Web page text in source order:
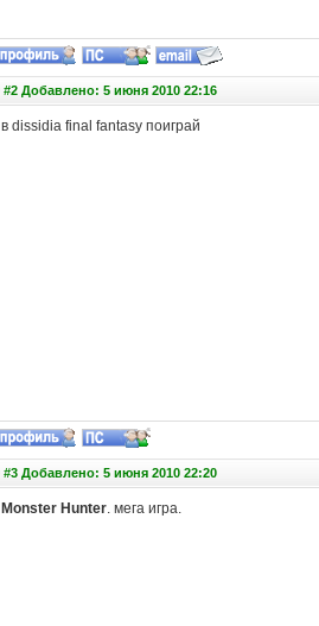
#2 Добавлено: 5 июня 2010 22:16
в dissidia final fantasy поиграй
#3 Добавлено: 5 июня 2010 22:20
Monster Hunter. мега игра.